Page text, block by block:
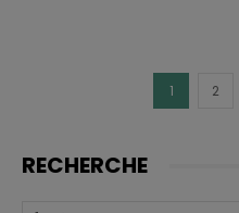
1 2
RECHERCHE